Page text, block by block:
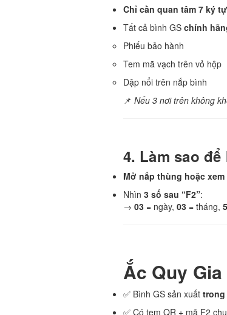
Chỉ cần quan tâm 7 ký
Tất cả bình GS chính
Phiếu bảo hành
Tem mã vạch trên vỏ hộp
Dập nổi trên nắp bình
📌 Nếu 3 nơi trên không
4. Làm sao
Mở nắp thùng hoặc
Nhìn 3 số sau “F2”:
→ 03= ngày, 03= tháng, 5
Ắc Quy
✅ Bình GS sản xuất trong
✅ Có tem QR + mã F2